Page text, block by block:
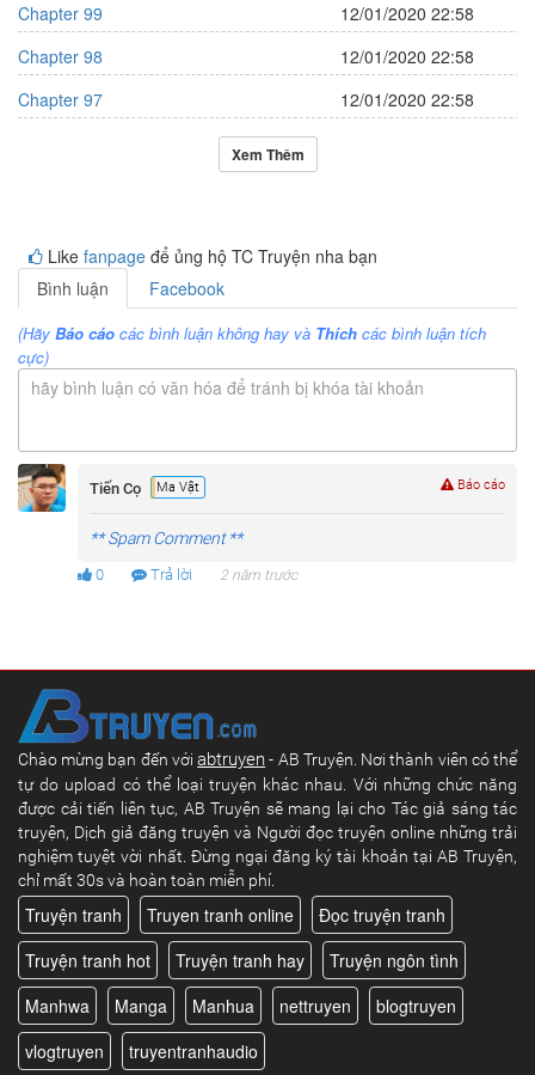
Chapter 99
12/01/2020 22:58
Chapter 98
12/01/2020 22:58
Chapter 97
12/01/2020 22:58
Xem Thêm
Like fanpage để ủng hộ TC Truyện nha bạn
Bình luận
Facebook
(Hãy Báo cáo các bình luận không hay và Thích các bình luận tích
cực)
hãy bình luận có văn hóa để tránh bị khóa tài khoản
Tiến Cọ Ma Vật
** Spam Comment **
0 Trả lời 2 năm trước
Báo cáo
Chào mừng bạn đến vớiabtruyen- AB Truyện. Nơi thành viên có thể
tự do upload có thể loại truyện khác nhau. Với những chức năng
được cải tiến liên tục, AB Truyện sẽ mang lại cho Tác giả sáng tác
truyện, Dịch giả đăng truyện và Người đọc truyện online những trải
nghiệm tuyệt vời nhất. Đừng ngại đăng ký tài khoản tại AB Truyện,
chỉ mất 30s và hoàn toàn miễn phí.
Truyện tranh Truyen tranh online
Đọc truyện tranh
Truyện tranh hot
Truyện tranh hay
Truyện ngôn tình
Manhwa
Manga Manhua nettruyen
blogtruyen
vlogtruyen
truyentranhaudio